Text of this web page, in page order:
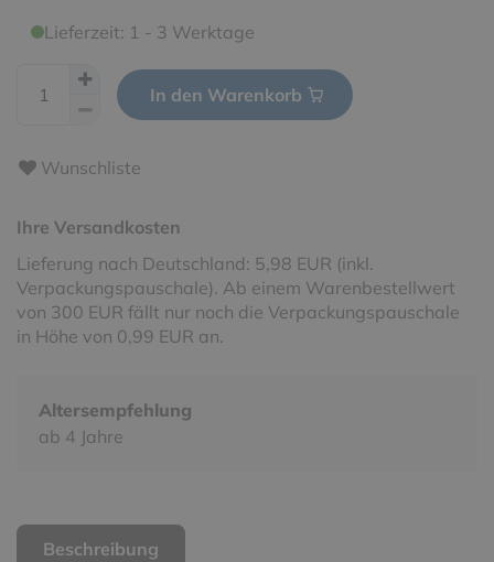
Lieferzeit: 1 - 3 Werktage
In den Warenkorb
Wunschliste
Ihre Versandkosten
Lieferung nach Deutschland: 5,98 EUR (inkl.
Verpackungspauschale). Ab einem Warenbestellwert
von 300 EUR fällt nur noch die Verpackungspauschale
in Höhe von 0,99 EUR an.
Altersempfehlung
ab 4 Jahre
Beschreibung